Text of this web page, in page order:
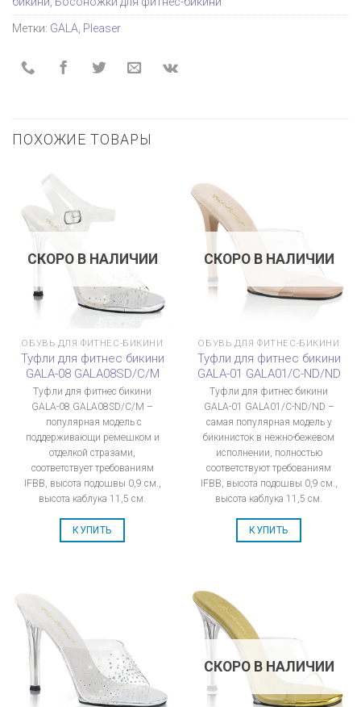
Метки: GALA, Pleaser
ПОХОЖИЕ ТОВАРЫ
СКОРО В НАЛИЧИИ
ОБУВЬ ДЛЯ ФИТНЕС-БИКИНИ
Туфли для фитнес бикини
GALA-08 GALA08SD/C/M
Туфли для фитнес бикини
GALA-08 GALA08SD/C/M –
популярная модель с
поддерживающи ремешком и
отделкой стразами,
соответствует требованиям
IFBB, высота подошвы 0,9 см.,
высота каблука 11,5 см.
КУПИТЬ
СКОРО В НАЛИЧИИ
ОБУВЬ ДЛЯ ФИТНЕС-БИКИНИ
Туфли для фитнес бикини
GALA-01 GALA01/C-ND/ND
Туфли для фитнес бикини
GALA-01 GALA01/C-ND/ND –
самая популярная модель у
бикинисток в нежно-бежевом
исполнении, полностью
соответствуют требованиям
IFBB, высота подошвы 0,9 см.,
высота каблука 11,5 см.
КУПИТЬ
СКОРО В НАЛИЧИИ